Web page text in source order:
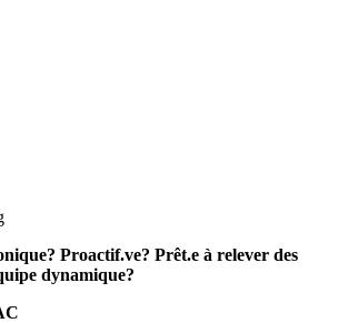
Proactif.ve? Prêt.e à relever des
dynamique?